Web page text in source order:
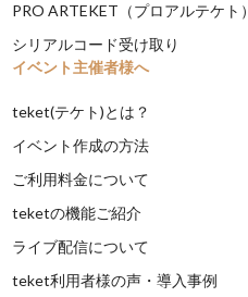
PRO ARTEKET（プロアルテケト）
シリアルコード受け取り
イベント主催者様へ
teket(テケト)とは？
イベント作成の方法
ご利用料金について
teketの機能ご紹介
ライブ配信について
teket利用者様の声・導入事例